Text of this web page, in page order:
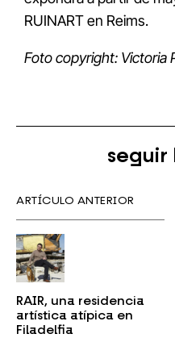
RUINART en Reims.
Foto copyright: Victoria
seguir
ARTÍCULO ANTERIOR
RAIR, una residencia
artística atípica en
Filadelfia